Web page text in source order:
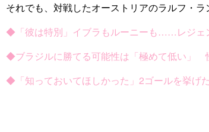
それでも、対戦したオーストリアのラルフ・
◆「彼は特別」イブラもルーニーも……レジェ
◆ブラジルに勝てる可能性は「極めて低い」
◆「知っておいてほしかった」2ゴールを挙げ